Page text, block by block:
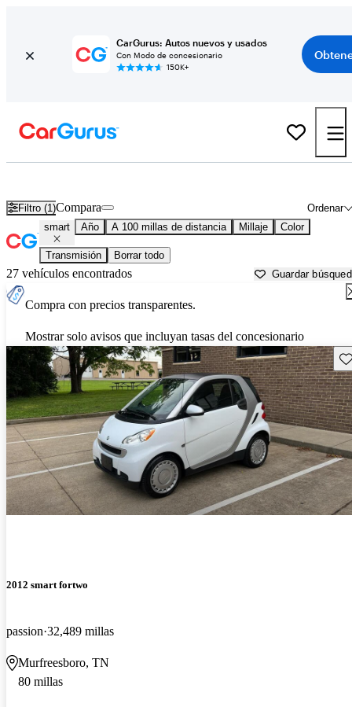
CarGurus: Autos nuevos y usados
Con Modo de concesionario
150K+
Filtro (1) Ordenar
Compara
smart Año A 100 millas de distancia Millaje Color
Transmisión Borrar todo
27 vehículos encontrados Guardar
Compra con precios transparentes.
Mostrar solo avisos que incluyan tasas del concesionario
2012 smart fortwo
passion 32,489 millas
Murfreesboro, TN
80 millas